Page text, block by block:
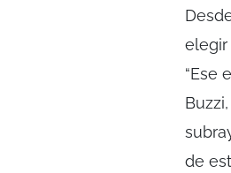
elegir
“Ese
de